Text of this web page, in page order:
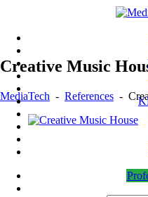
Creative Music
MediaTech - References -